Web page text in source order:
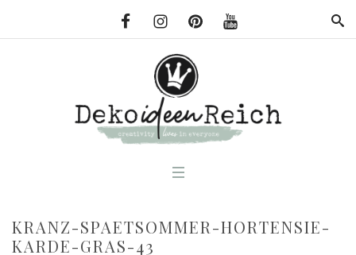
KRANZ-SPAETSOMMER-HORTENSIE-
KARDE-GRAS-43